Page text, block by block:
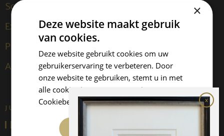
Sculptures
Expositions
Publications
About us
JUFFERMANS FINE ART IS:
×
Deze website maakt gebruik
van cookies.
Deze website gebruikt cookies om uw
gebruikerservaring te verbeteren. Door
onze website te gebruiken, stemt u in met
alle cookies in overeenstemming met ons
Cookiebeleid.Lees verder
ALLES ACCEPTEREN